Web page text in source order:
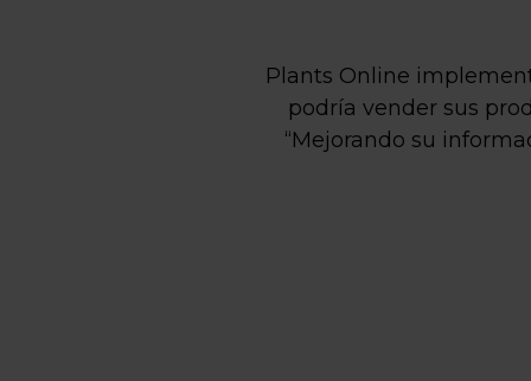
Plants Online
podría vender sus
“Mejorando su